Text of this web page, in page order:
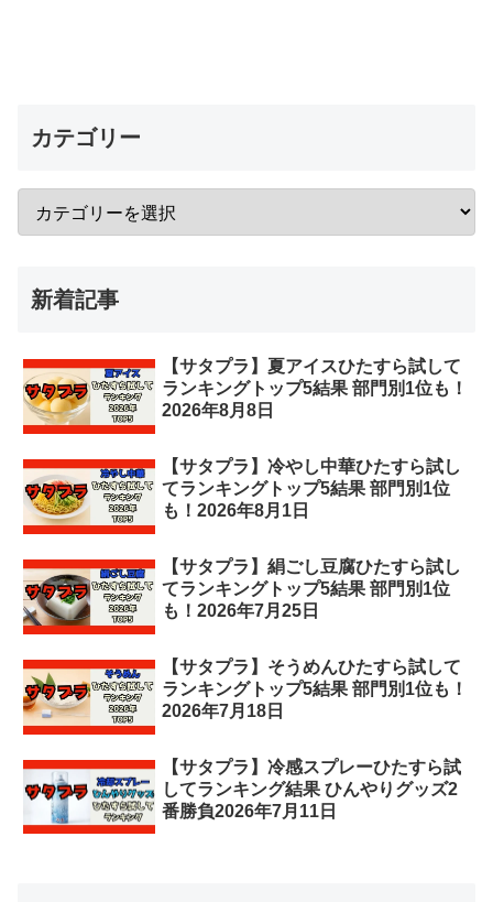
カテゴリー
新着記事
【サタプラ】夏アイスひたすら試して
ランキングトップ5結果 部門別1位も！
2026年8月8日
【サタプラ】冷やし中華ひたすら試し
てランキングトップ5結果 部門別1位
も！2026年8月1日
【サタプラ】絹ごし豆腐ひたすら試し
てランキングトップ5結果 部門別1位
も！2026年7月25日
【サタプラ】そうめんひたすら試して
ランキングトップ5結果 部門別1位も！
2026年7月18日
【サタプラ】冷感スプレーひたすら試
してランキング結果 ひんやりグッズ2
番勝負2026年7月11日